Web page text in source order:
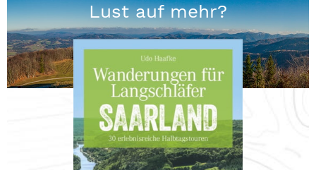
Lust auf mehr?